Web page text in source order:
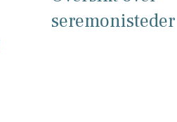
seremonisteder